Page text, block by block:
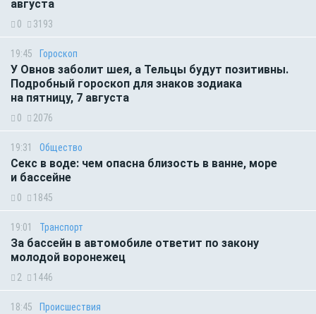
августа
0 3193
19:45 Гороскоп
У Овнов заболит шея, а Тельцы будут позитивны.
Подробный гороскоп для знаков зодиака
на пятницу, 7 августа
0 2076
19:31 Общество
Секс в воде: чем опасна близость в ванне, море
и бассейне
0 1845
19:01 Транспорт
За бассейн в автомобиле ответит по закону
молодой воронежец
2 1446
18:45 Происшествия